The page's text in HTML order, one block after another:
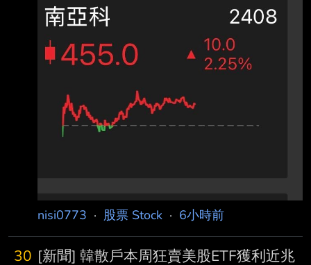
址超過一行，請用縮網址，連結不能點擊者板規
1-2-2 處分。
https://www.ctee.com.tw/news/202608067000
62-439901 發布時間： 請勿張貼超過3天新聞
原文內容： 董事會決議調高今年資本支出至697
億元、5A新廠導入10奈米製程與EUV設備四大
議題 南亞科董事
nisi0773 · 股票 Stock · 6小時前
30 [新聞] 韓散戶本周狂賣美股ETF獲利近兆